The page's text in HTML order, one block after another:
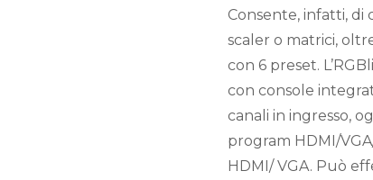
Consente, infatti, di
scaler o matrici,
con 6 preset.
con console
canali in ingresso,
program HDMI/
HDMI/ VGA. Può